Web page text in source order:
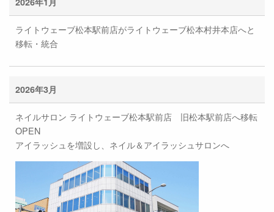
ライトウェーブ松本駅前店がライトウェーブ松本村井本店へと
移転・統合
2026年3月
ネイルサロン ライトウェーブ松本駅前店 旧松本駅前店へ移転
OPEN
アイラッシュを増設し、ネイル＆アイラッシュサロンへ